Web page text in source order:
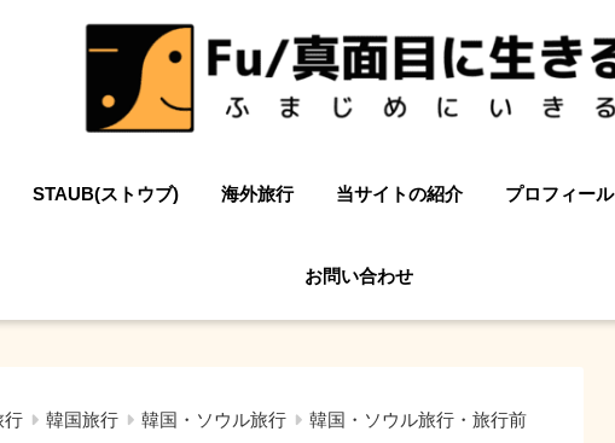
STAUB(ストウブ) 海外旅行 当サイトの紹介 プロフィール
お問い合わせ
行 韓国旅行 韓国・ソウル旅行 韓国・ソウル旅行・旅行前